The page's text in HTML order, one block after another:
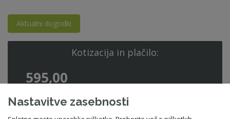
Aktualni dogodki
Kotizacija in plačilo:
595,00
Nastavitve zasebnosti